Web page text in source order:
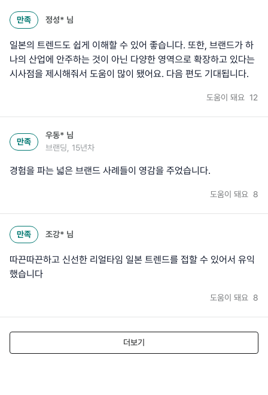
만족 정성* 님
일본의 트렌드도 쉽게 이해할 수 있어 좋습니다. 또한, 브랜드가 하
나의 산업에 안주하는 것이 아닌 다양한 영역으로 확장하고 있다는
시사점을 제시해줘서 도움이 많이 됐어요. 다음 편도 기대됩니다.
도움이 돼요 12
만족
우동* 님
브랜딩, 15년차
경험을 파는 넓은 브랜드 사례들이 영감을 주었습니다.
도움이 돼요 8
만족 조강* 님
따끈따끈하고 신선한 리얼타임 일본 트렌드를 접할 수 있어서 유익
했습니다
도움이 돼요 8
더보기